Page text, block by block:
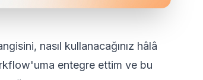
nasıl kullanacağınız hâlâ
entegre ettim ve bu